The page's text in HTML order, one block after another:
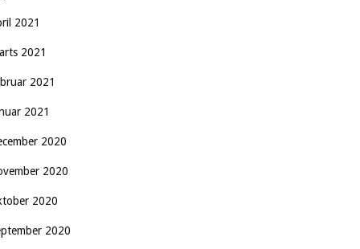
2021
2021
2021
2021
2020
2020
2020
2020